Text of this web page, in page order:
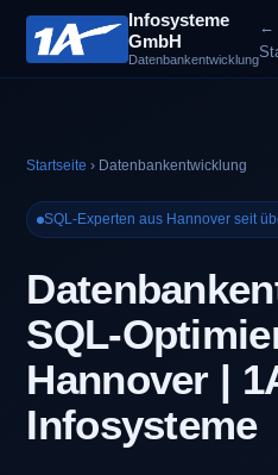
Infosysteme
GmbH
Datenbankentwicklung
←
Startseite › Datenbankentwicklung
SQL-Experten aus Hannover seit
SQL-
Hannover |
Infosysteme